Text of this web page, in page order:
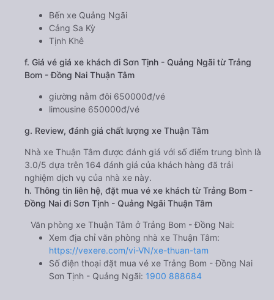
Bến xe Quảng Ngãi
Cảng Sa Kỳ
Tịnh Khê
f. Giá vé giá xe khách đi Sơn Tịnh - Quảng Ngãi từ Trảng
Bom - Đồng Nai Thuận Tâm
giường nằm đôi 650000đ/vé
limousine 650000đ/vé
g. Review, đánh giá chất lượng xe Thuận Tâm
Nhà xe Thuận Tâm được đánh giá với số điểm trung bình là
3.0/5 dựa trên 164 đánh giá của khách hàng đã trải
nghiệm dịch vụ của nhà xe này.
h. Thông tin liên hệ, đặt mua vé xe khách từ Trảng Bom -
Đồng Nai đi Sơn Tịnh - Quảng Ngãi Thuận Tâm
Văn phòng xe Thuận Tâm ở Trảng Bom - Đồng Nai:
Xem địa chỉ văn phòng nhà xe Thuận Tâm:
https://vexere.com/vi-VN/xe-thuan-tam
Số điện thoại đặt mua vé xe Trảng Bom - Đồng Nai
Sơn Tịnh - Quảng Ngãi: 1900 888684